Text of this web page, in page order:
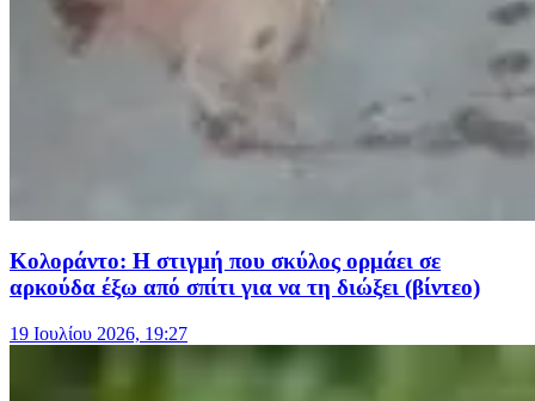
Κολοράντο: Η στιγμή που σκύλος ορμάει σε
αρκούδα έξω από σπίτι για να τη διώξει (βίντεο)
19 Ιουλίου 2026, 19:27